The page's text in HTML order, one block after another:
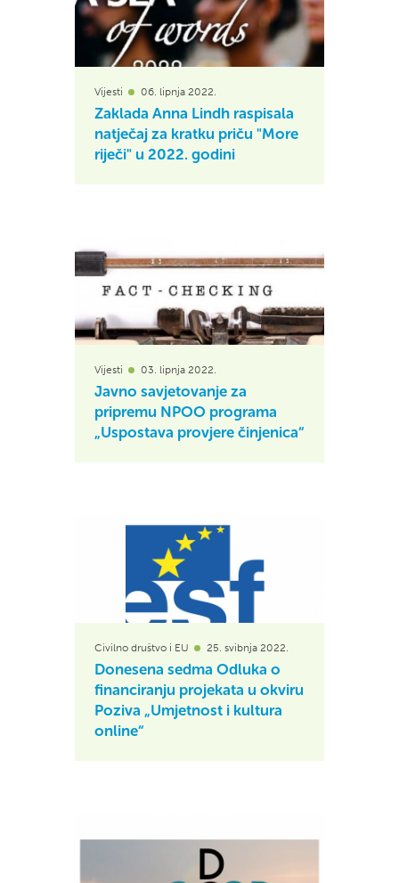
Vijesti 06. lipnja 2022.
Zaklada Anna Lindh raspisala
natječaj za kratku priču "More
riječi" u 2022. godini
Vijesti 03. lipnja 2022.
Javno savjetovanje za
pripremu NPOO programa
„Uspostava provjere činjenica“
Civilno društvo i EU 25. svibnja 2022.
Donesena sedma Odluka o
financiranju projekata u okviru
Poziva „Umjetnost i kultura
online“